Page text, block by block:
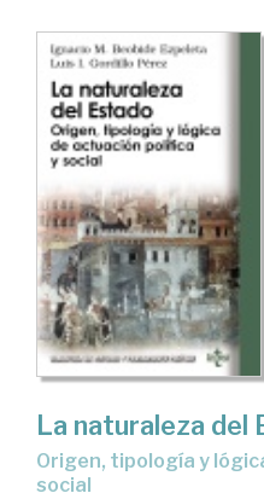
La naturaleza del
origen, tipología y lógica de actuación política y
social